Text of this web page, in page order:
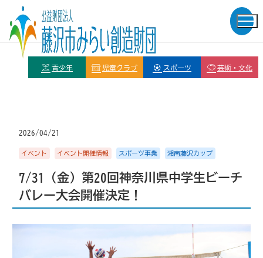
青少年 児童クラブ スポーツ 芸術・文化
2026/04/21
イベント イベント開催情報 スポーツ事業 湘南藤沢カップ
7/31（金）第20回神奈川県中学生ビーチ
バレー大会開催決定！